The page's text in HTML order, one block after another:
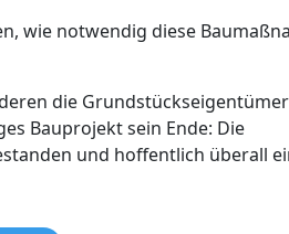
wie notwendig diese
die
Bauprojekt sein Ende: Die
und hoffentlich überall